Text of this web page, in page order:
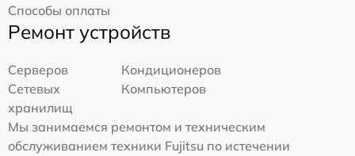
Способы оплаты
Ремонт устройств
Серверов
Кондиционеров
Сетевых
хранилищ
Компьютеров
Мы занимаемся ремонтом и техническим
обслуживанием техники Fujitsu по истечении